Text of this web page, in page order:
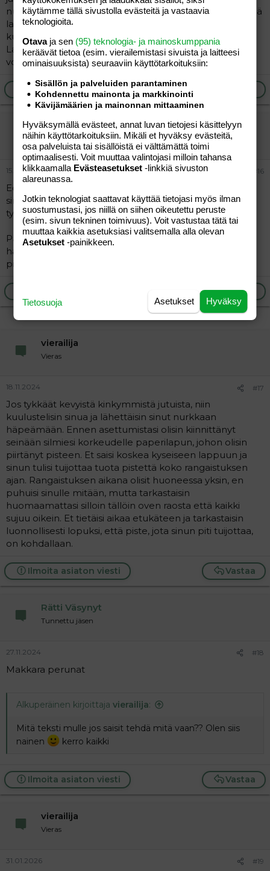
nuoliessani nipistelisin hellästi nännejäsi. Kun olisit lähellä
laukeamista, niin tunkeutuisin kalullani sisääsi. Samalla
kun naisin sinua, niin hieroisin sormella klitoristasi.
Laukeaisimme samaan aikaa. Hetken levättyämme
voisimme ottaa saman uusiksi.
Ilmoita asiaton viesti
vierailija
Vieras
15.11.2024 #16
Edellinen sanoitti hyvin sen, mitä minäkin haluaisin
sinulle tehdä. Antaisin kyllä sinulle ensin orgasmin ja
työntyisin vasta sitten sisääsi.
Panostaisin myös hiukan pidempään leikkiin. Ruokaa,
halimista, koskettelua ja hierontaa, joka voisi jatkua niin
pitkään, niin että koko kroppa huutaa halusta.
Vastaa
vierailija
Vieras
18.11.2024 #17
Jos tykkäät kevyistä kinkymmistä jutuista, niin
kuulustelisin sinua ja lähettäisin sinut nurkkaan
häpeämään. Ennen asettumistasi olisin kiinnittänyt
seinään silmiesi korkeudelle paperilapun, johon olisin
piirtänyt pisteen. Et saisi koskea kyseiseen lappuun ja
sinun tulisi tuijottaa tuota pistettä koko rangaistuksen
ajan. Rangaistuksen aikana olisit huoneessa yksin, en
puhuisi sinulle mitään, mutta tarkastaisin
huomaamattasi silloin tällöin oven raosta että kaikki
sujuu oikein. Et tietäisi aikaa etukäteen ja tarkastaisin
luonnollisesti lopuksi, että piste, jota sinun piti tuijottaa,
on kohdallaan.
Vastaa
Ilmoita asiaton viesti
Rätti Väsynyt
Tunnettu jäsen
27.11.2024 #18
Makkara perunat
Alkuperäinen kirjoittaja vierailija:
Mitä teksti mulle jos saisit tehdä mitä vaan?? Olen siis
nainen
kerro kaikki
Vastaa
Ilmoita asiaton viesti
vierailija
Vieras
31.01.2026 #19
käytämme tällä sivustolla evästeitä ja vastaavia
teknologioita.
Otavaja sen (95) teknologia- ja mainoskumppania
keräävät tietoa (esim. vierailemis­tasi sivuista ja laitteesi
ominaisuuk­sista) seuraaviin käyttötarkoituksiin:
Sisällön ja palveluiden parantaminen
Kohdennettu mainonta ja markkinointi
Kävijämäärien ja mainonnan mittaaminen
Hyväksymällä evästeet, annat luvan tietojesi käsittelyyn
näihin käyttötarkoituksiin. Mikäli et hyväksy evästeitä,
osa palveluista tai sisällöistä ei välttämättä toimi
optimaalisesti. Voit muuttaa valintojasi milloin tahansa
klikkaamalla Evästeasetukset -linkkiä sivuston
alareunassa.
Jotkin teknologiat saattavat käyttää tietojasi myös ilman
suostumustasi, jos niillä on siihen oikeutettu peruste
(esim. sivun tekninen toimivuus). Voit vastustaa tätä tai
muuttaa kaikkia asetuksiasi valitsemalla alla olevan
Asetukset -painikkeen.
Hyväksy
Asetukset
Tietosuoja